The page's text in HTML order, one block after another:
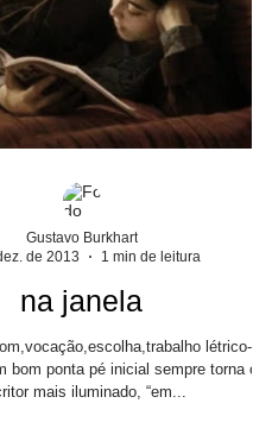
ACADEMIA DA ARTE
na janela
létrico-
bom ponta pé inicial sempre torna o
mais iluminado, “em...
Gustavo Burkhart
de 2013
1 min de leitura